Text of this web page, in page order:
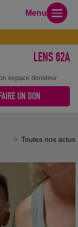
LENS 62A
espace donateur
UN DON
Menu
Toutes nos actus